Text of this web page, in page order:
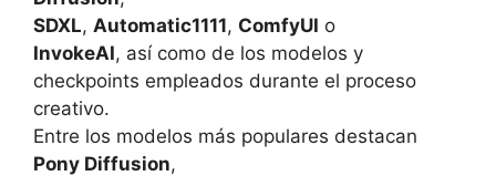
SDXL, Automatic1111, ComfyUI o
InvokeAI, así como de los modelos y
checkpoints empleados durante el proceso
creativo.
Entre los modelos más populares destacan
Pony Diffusion,